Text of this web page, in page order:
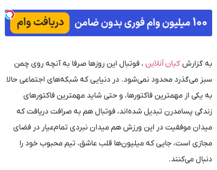
به گزارش کیان آنلاین ، فوتبال این روزها صرفا به آنچه روی چمن
سبز می‌گذرد محدود نمی‌شود. در دنیایی که شبکه‌های اجتماعی حالا
به یکی از مهمترین فاکتورها، و حتی شاید مهمترین فاکتورهای
زندگی پسامدرن تبدیل شده‌اند، فوتبال هم به صرافت دریافت که
میدان موفقیت در این ورزش هم میدان نبردی تمام‌عیار در فضای
مجازی است، جایی که میلیون‌ها قلب عاشق، تیم محبوب خود را
دنبال می‌کنند.